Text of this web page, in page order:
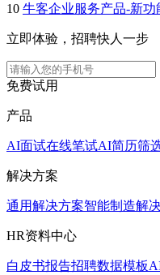
10 牛客企业服务产品-新功
立即体验，招聘快人一步
免费试用
产品
AI面试在线笔试AI简历筛
解决方案
通用解决方案智能制造解
HR资料中心
白皮书报告招聘数据模板